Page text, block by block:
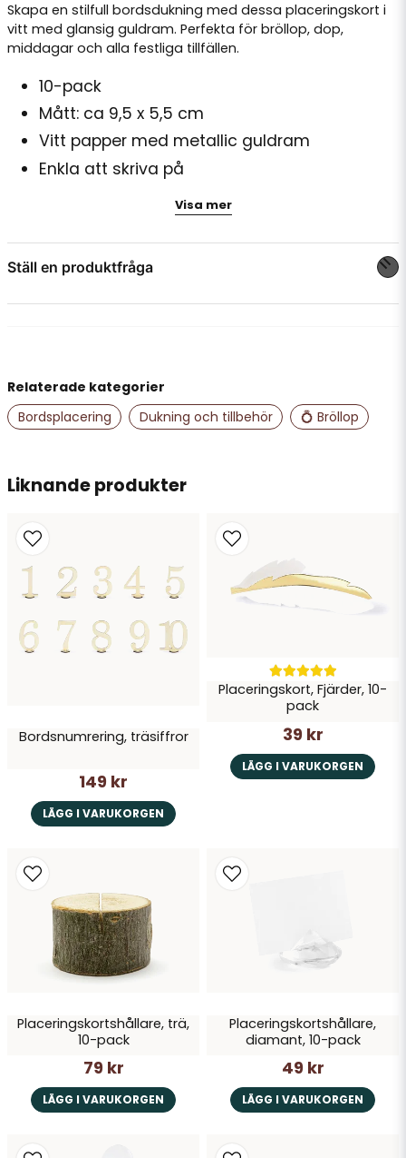
Skapa en stilfull bordsdukning med dessa placeringskort i
vitt med glansig guldram. Perfekta för bröllop, dop,
middagar och alla festliga tillfällen.
10-pack
Mått: ca 9,5 x 5,5 cm
Vitt papper med metallic guldram
Enkla att skriva på
Passar till kortställVisa mer
Ställ en produktfråga
name
Namn
email
Mejladress
Ja, ni får publicera min fråga
Skicka fråga
Liknande produkter
Bordsnumrering, träsiffror
149 kr
LÄGG I VARUKORGEN
Placeringskort, Fjärder, 10-
pack
39 kr
LÄGG I VARUKORGEN
Placeringskortshållare, trä,
10-pack
79 kr
LÄGG I VARUKORGEN
Placeringskortshållare,
diamant, 10-pack
49 kr
LÄGG I VARUKORGEN
Relaterade kategorier
Bordsplacering
Dukning och tillbehör 💍 Bröllop